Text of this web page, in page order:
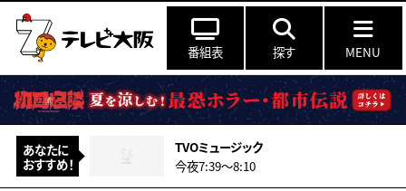
番組表 探す MENU
あなたに
おすすめ！
TVOミュージック
今夜7:39〜8:10